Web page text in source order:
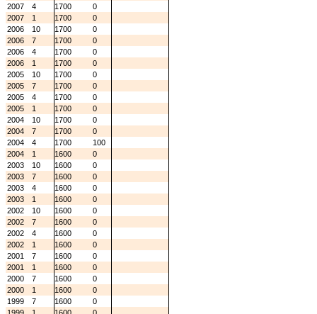
2007
4 1700
0
2007
1 1700
0
2006
10 1700
0
2006
7 1700
0
2006
4 1700
0
2006
1 1700
0
2005
10 1700
0
2005
7 1700
0
2005
4 1700
0
2005
1 1700
0
2004
10 1700
0
2004
7 1700
0
2004
4 1700
100
2004
1 1600
0
2003
10 1600
0
2003
7 1600
0
2003
4 1600
0
2003
1 1600
0
2002
10 1600
0
2002
7 1600
0
2002
4 1600
0
2002
1 1600
0
2001
7 1600
0
2001
1 1600
0
2000
7 1600
0
2000
1 1600
0
1999
7 1600
0